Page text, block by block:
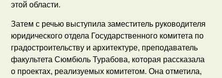
этой области.
Затем с речью выступила заместитель руководителя
юридического отдела Государственного комитета по
градостроительству и архитектуре, преподаватель
факультета Сюмбюль Турабова, которая рассказала
о проектах, реализуемых комитетом. Она отметила,